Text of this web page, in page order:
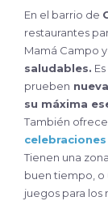
En el barrio de
restaurantes
Mamá Campo
saludables.
prueben
su máxima
También
Tienen una
buen tiempo, o
juegos para los